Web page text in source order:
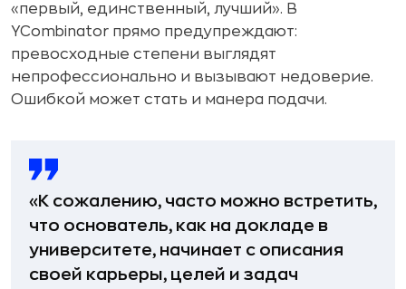
«первый, единственный, лучший». В
YCombinator прямо предупреждают:
превосходные степени выглядят
непрофессионально и вызывают недоверие.
Ошибкой может стать и манера подачи.
«К сожалению, часто можно встретить,
что основатель, как на докладе в
университете, начинает с описания
своей карьеры, целей и задач